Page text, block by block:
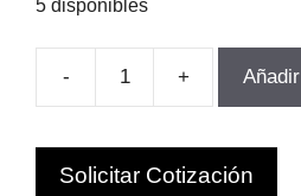
5 disponibles
-
INSERTO
LF6018
+
Solicitar Cotización